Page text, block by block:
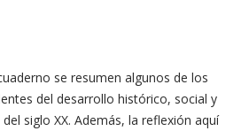
se resumen algunos de los
del desarrollo histórico, social y
siglo XX. Además, la reflexión aquí